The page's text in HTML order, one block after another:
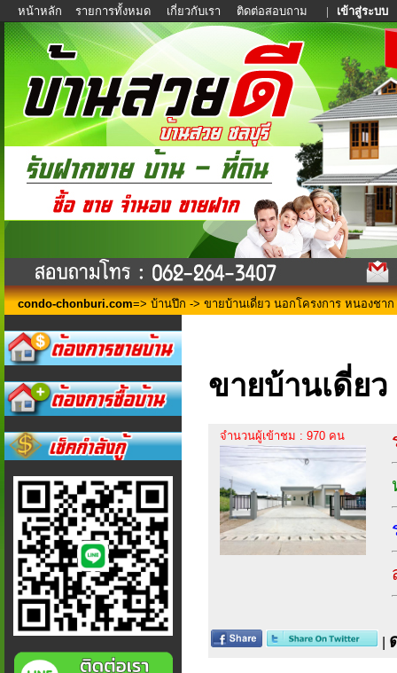
หน้าหลัก รายการทั้งหมด เกี่ยวกับเรา ติดต่อสอบถาม | เข้าสู่ระบบ
condo-chonburi.com=> บ้านปึก -> ขายบ้านเดี่ยว นอกโครงการ หนองชาก
ขายบ้านเดี่ย
จำนวนผู้เข้าชม : 970 คน